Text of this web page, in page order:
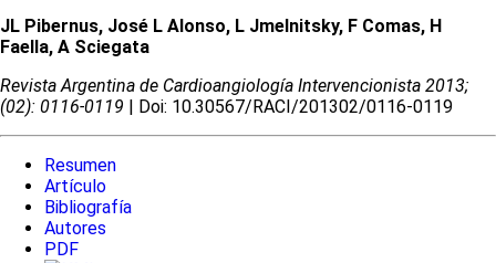
JL Pibernus, José L Alonso, L Jmelnitsky, F Comas, H
Faella, A Sciegata
Revista Argentina de Cardioangiologí­a Intervencionista 2013;
(02): 0116-0119 | Doi: 10.30567/RACI/201302/0116-0119
Resumen
Artículo
Bibliografía
Autores
PDF